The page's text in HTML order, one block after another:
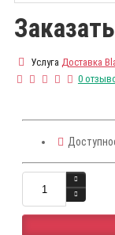
Услуга Доставка
0